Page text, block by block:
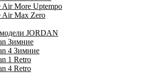
Air More Uptempo
Air Max Zero
JORDAN
Зимние
4 Зимние
1 Retro
4 Retro